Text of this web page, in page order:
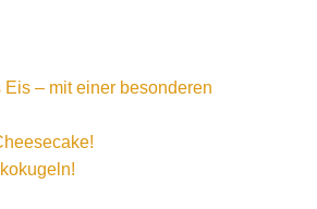
– mit einer besonderen